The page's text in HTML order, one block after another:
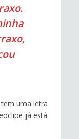
uma letra
já está